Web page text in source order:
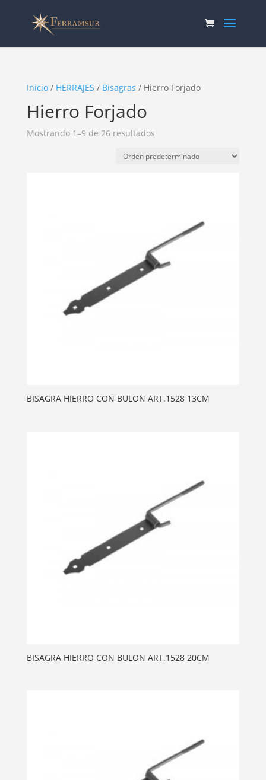
Inicio/ HERRAJES / Bisagras / Hierro Forjado
Hierro Forjado
Mostrando 1–9 de 26 resultados
BISAGRA HIERRO CON BULON ART.1528 13CM
BISAGRA HIERRO CON BULON ART.1528 20CM